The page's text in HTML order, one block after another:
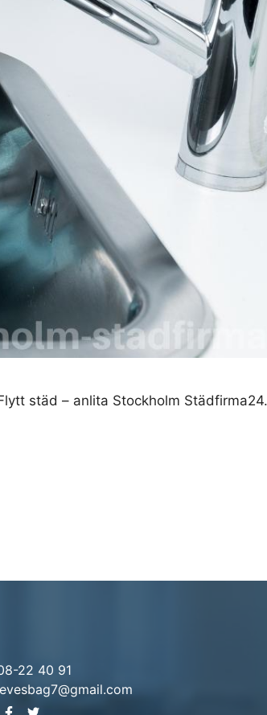
städ – anlita Stockholm Städfirma24.
22 40 91
evesbag7@gmail.com